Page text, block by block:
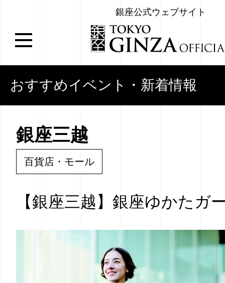
銀座公式ウェブサイト
おすすめイベント・新着情報
銀座三越
百貨店・モール
【銀座三越】銀座ゆかたガ